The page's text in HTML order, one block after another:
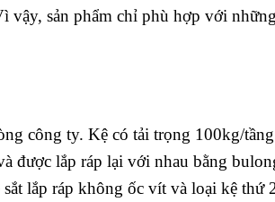
vậy, sản phẩm chỉ phù hợp với những
công ty. Kệ có tải trọng 100kg/
được lắp ráp lại với nhau bằng
lắp ráp không ốc vít và loại kệ thứ